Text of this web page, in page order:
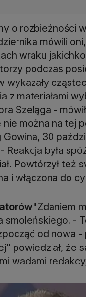
o rozbieżności
mówili
wraku
podczas
z materiałami
Szeląga -
można na tej
Gowina, 30
Reakcja była
Powtórzył też
i włączona do
Zdaniem
-
od nowa -
powiedział, że
wadami